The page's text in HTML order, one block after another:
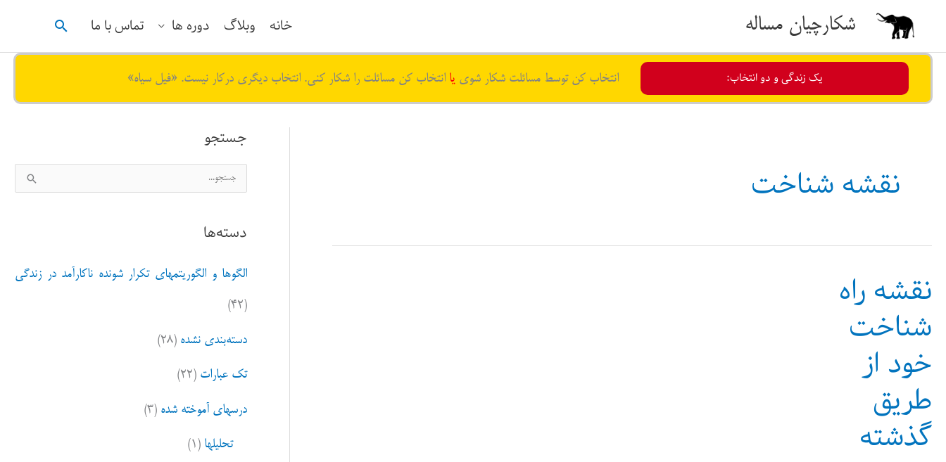
شکارچیان مساله خانه وبلاگ دوره ها تماس با ما جستجو
یک زندگی و دو انتخاب: انتخاب کن توسط مسائلت شکار شوی یا انتخاب کن مسائلت را شکار کنی. انتخاب دیگری درکار نیست. «فیل سیاه»
نقشه شناخت
نقشه راه
شناخت
خود از
طریق
گذشته
جستجو
س
ج
ب
ر
ی
دسته‌ها
الگوها و الگوریتمهای تکرار شونده ناکارآمد در زندگی
(۴۲)
دسته‌بندی نشده (۲۸)
تک عبارات (۲۲)
درسهای آموخته شده (۳)
تحلیلها (۱)